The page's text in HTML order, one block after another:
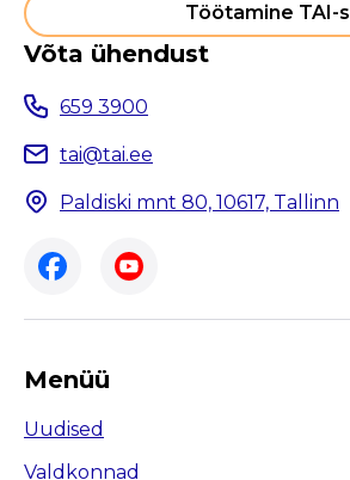
Töötamine TAI-s
Võta ühendust
659 3900
tai@tai.ee
Paldiski mnt 80, 10617, Tallinn
Menüü
Uudised
Valdkonnad